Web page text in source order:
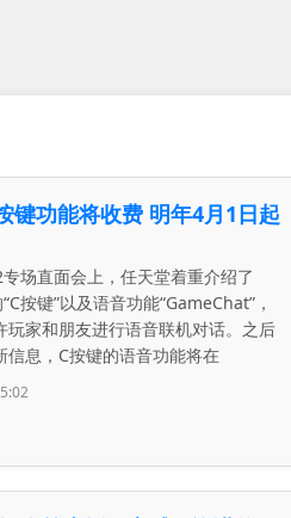
键功能将收费 明年4月1日起
场直面会上，任天堂着重介绍了
按键”以及语音功能“GameChat”，
玩家和朋友进行语音联机对话。之后
信息，C按键的语音功能将在